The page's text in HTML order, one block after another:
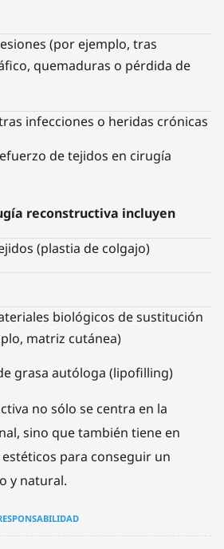
(por ejemplo, tras
quemaduras o pérdida de
infecciones o heridas crónicas
de tejidos en cirugía
reconstructiva incluyen
(plastia de colgajo)
biológicos de sustitución
matriz cutánea)
grasa autóloga (lipofilling)
no sólo se centra en la
sino que también tiene en
para conseguir un
y natural.